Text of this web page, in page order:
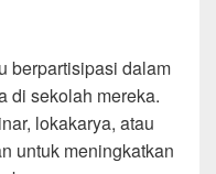
berpartisipasi dalam
di sekolah mereka.
lokakarya, atau
untuk meningkatkan